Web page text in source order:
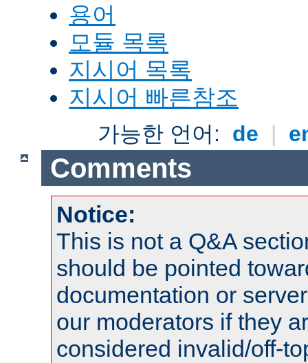
용어
모듈 목록
지시어 목록
지시어 빠른참조
가능한 언어: de |
Comments
Notice:
This is not a Q&A
should be pointed
documentation or
our moderators if they
considered invalid/off-